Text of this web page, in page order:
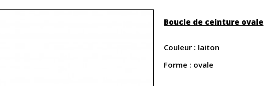
Boucle de ceinture ovale
Couleur : laiton
Forme : ovale